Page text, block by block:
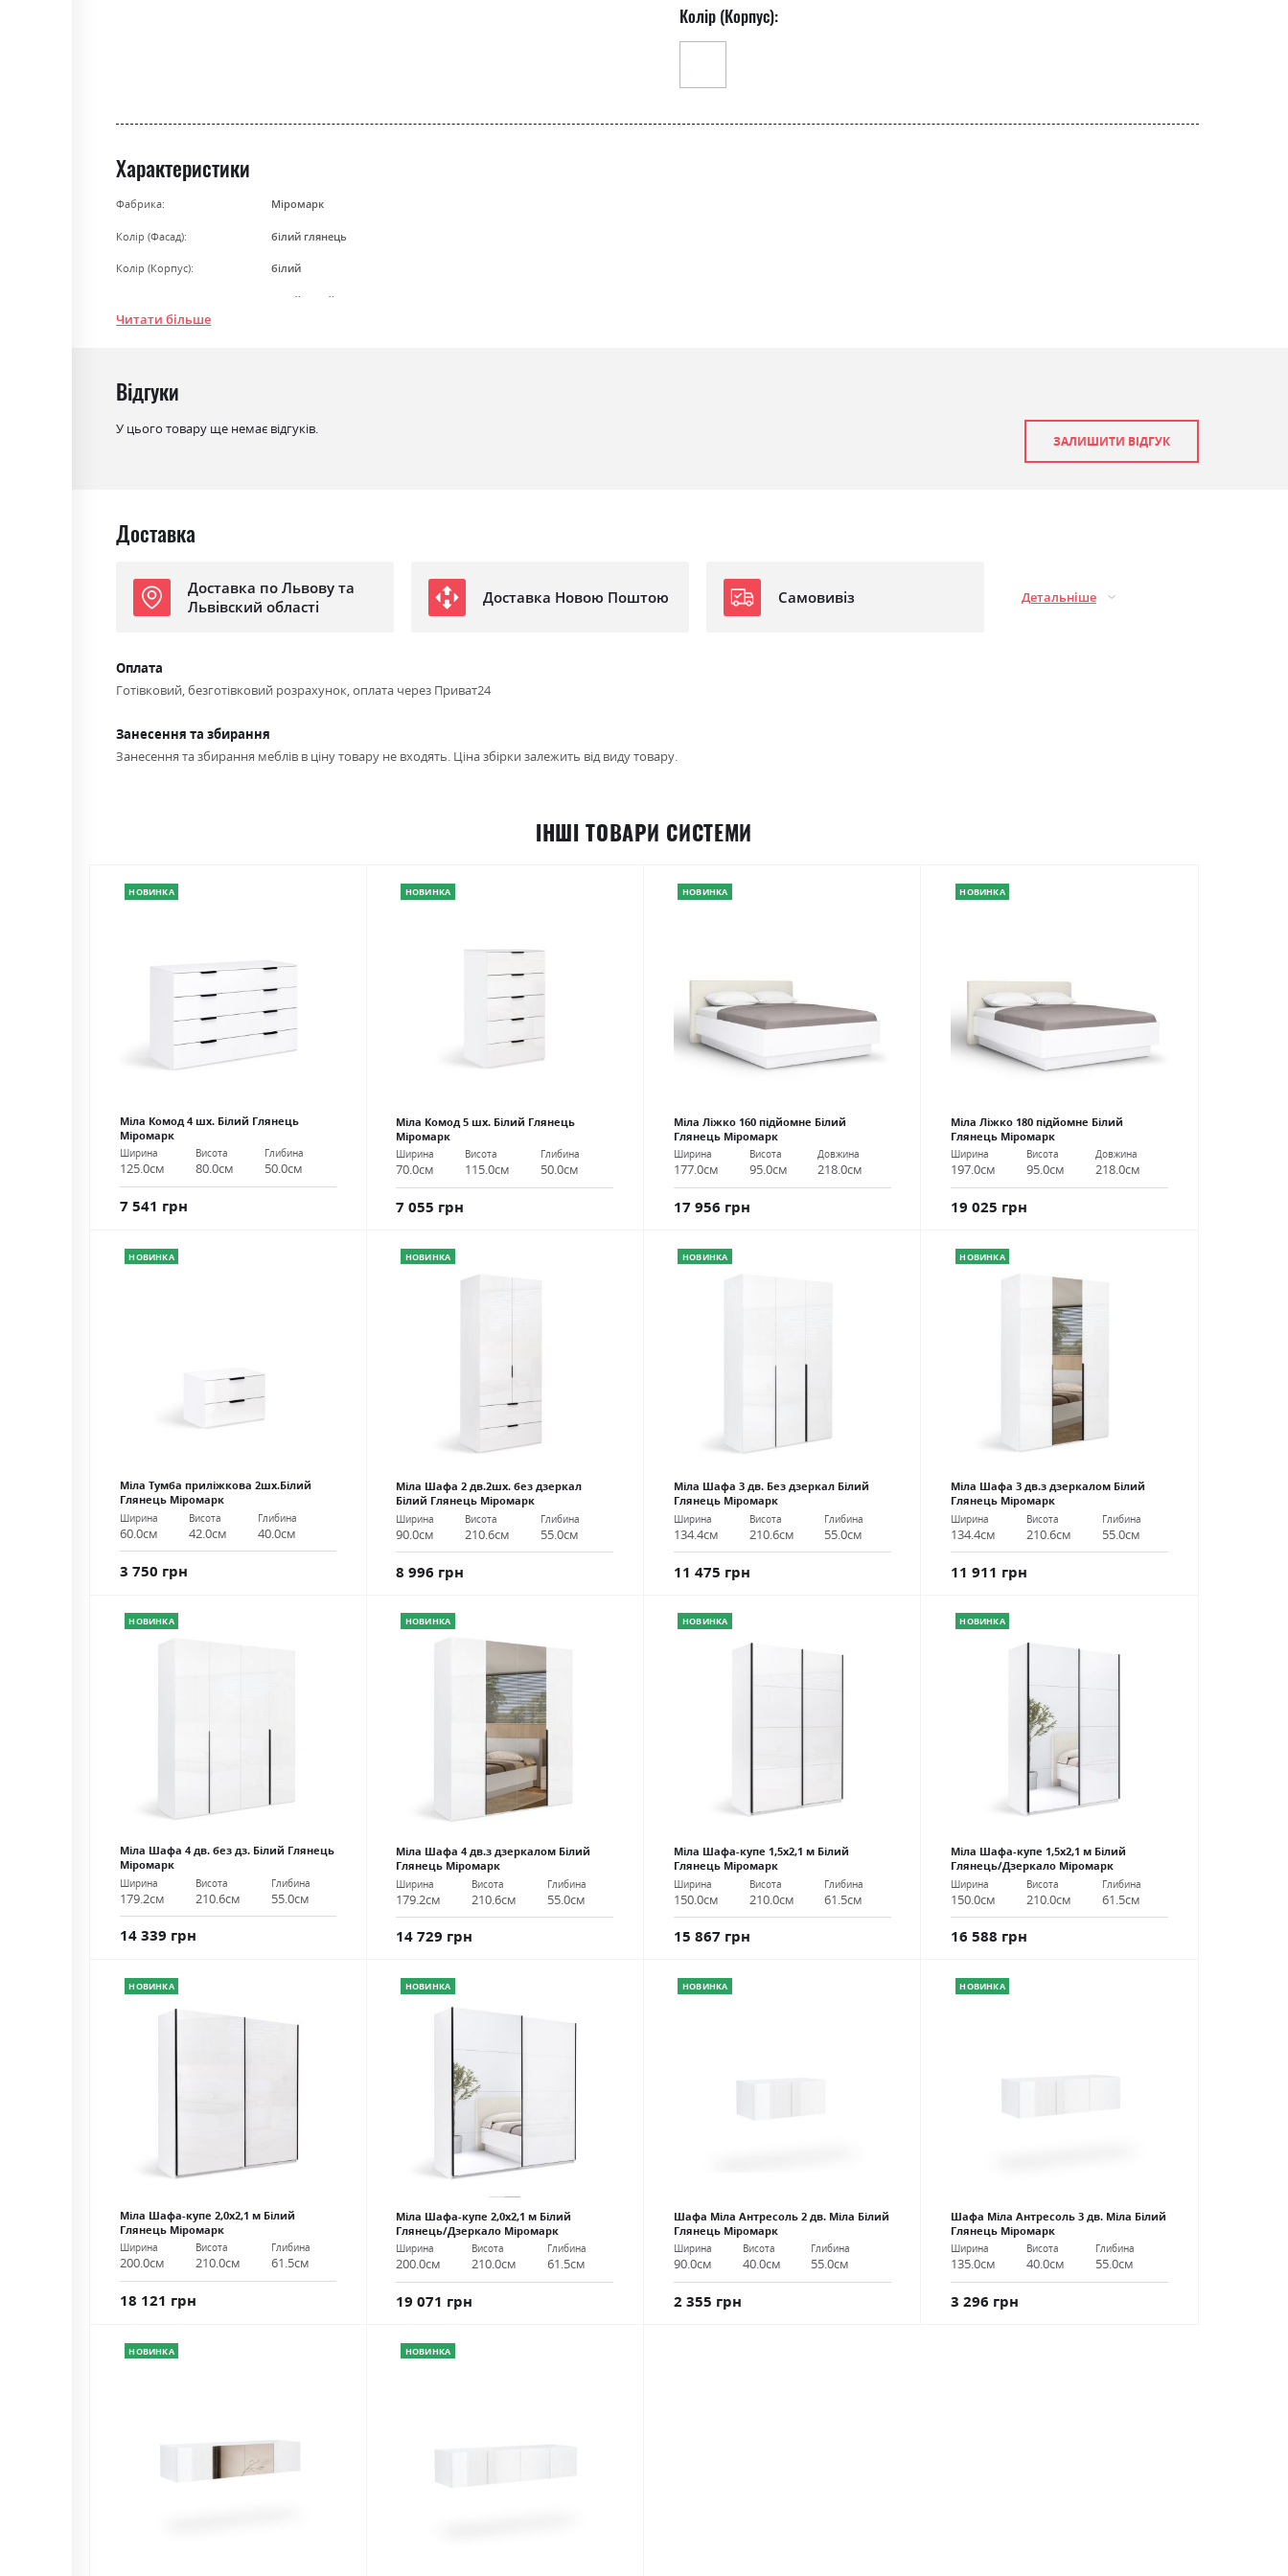
Колір (Корпус):
Характеристики
Фабрика: Міромарк
Колір (Фасад): білий глянець
Колір (Корпус): білий
білий/білий глянець
Читати більше
Відгуки
У цього товару ще немає відгуків.
ЗАЛИШИТИ ВІДГУК
Доставка
Доставка по Львову та
Львівский області
Доставка Новою Поштою Самовивіз Детальніше
Оплата
Готівковий, безготівковий розрахунок, оплата через Приват24
Занесення та збирання
Занесення та збирання меблів в ціну товару не входять. Ціна збірки залежить від виду товару.
ІНШІ ТОВАРИ СИСТЕМИ
НОВИНКА
Міла Комод 4 шх. Білий Глянець
Міромарк
Ширина
125.0см
Висота
80.0см
Глибина
50.0см
7 541 грн
НОВИНКА
Міла Комод 5 шх. Білий Глянець
Міромарк
Ширина
70.0см
Висота
115.0см
Глибина
50.0см
7 055 грн
НОВИНКА
Міла Ліжко 160 підйомне Білий
Глянець Міромарк
Ширина
177.0см
Висота
95.0см
Довжина
218.0см
17 956 грн
НОВИНКА
Міла Ліжко 180 підйомне Білий
Глянець Міромарк
Ширина
197.0см
Висота
95.0см
Довжина
218.0см
19 025 грн
НОВИНКА
Міла Тумба приліжкова 2шх.Білий
Глянець Міромарк
Ширина
60.0см
Висота
42.0см
Глибина
40.0см
3 750 грн
НОВИНКА
Міла Шафа 2 дв.2шх. без дзеркал
Білий Глянець Міромарк
Ширина
90.0см
Висота
210.6см
Глибина
55.0см
8 996 грн
НОВИНКА
Міла Шафа 3 дв. Без дзеркал Білий
Глянець Міромарк
Ширина
134.4см
Висота
210.6см
Глибина
55.0см
11 475 грн
НОВИНКА
Міла Шафа 3 дв.з дзеркалом Білий
Глянець Міромарк
Ширина
134.4см
Висота
210.6см
Глибина
55.0см
11 911 грн
НОВИНКА
Міла Шафа 4 дв. без дз. Білий Глянець
Міромарк
Ширина
179.2см
Висота
210.6см
Глибина
55.0см
14 339 грн
НОВИНКА
Міла Шафа 4 дв.з дзеркалом Білий
Глянець Міромарк
Ширина
179.2см
Висота
210.6см
Глибина
55.0см
14 729 грн
НОВИНКА
Міла Шафа-купе 1,5х2,1 м Білий
Глянець Міромарк
Ширина
150.0см
Висота
210.0см
Глибина
61.5см
15 867 грн
НОВИНКА
Міла Шафа-купе 1,5х2,1 м Білий
Глянець/Дзеркало Міромарк
Ширина
150.0см
Висота
210.0см
Глибина
61.5см
16 588 грн
НОВИНКА
Міла Шафа-купе 2,0х2,1 м Білий
Глянець Міромарк
Ширина
200.0см
Висота
210.0см
Глибина
61.5см
18 121 грн
НОВИНКА
Міла Шафа-купе 2,0х2,1 м Білий
Глянець/Дзеркало Міромарк
Ширина
200.0см
Висота
210.0см
Глибина
61.5см
19 071 грн
НОВИНКА
Шафа Міла Антресоль 2 дв. Міла Білий
Глянець Міромарк
Ширина
90.0см
Висота
40.0см
Глибина
55.0см
2 355 грн
НОВИНКА
Шафа Міла Антресоль 3 дв. Міла Білий
Глянець Міромарк
Ширина
135.0см
Висота
40.0см
Глибина
55.0см
3 296 грн
НОВИНКА НОВИНКА